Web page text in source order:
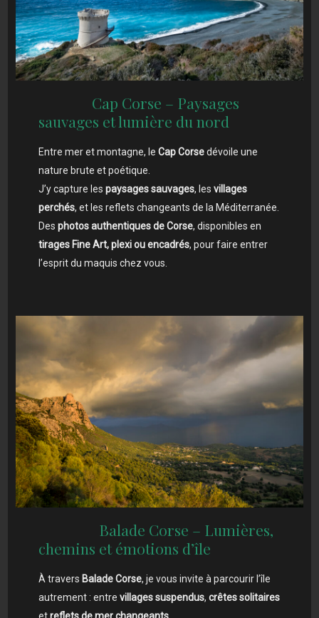
Cap Corse – Paysages
sauvages et lumière du nord
Entre mer et montagne, leCap Corsedévoile une
nature brute et poétique.
J’y capture lespaysages sauvages, lesvillages
perchés, et les reflets changeants de la Méditerranée.
Desphotos authentiques de Corse, disponibles en
tirages Fine Art, plexi ou encadrés, pour faire entrer
l’esprit du maquis chez vous.
Balade Corse – Lumières,
chemins et émotions d’île
À travers Balade Corse, je vous invite à parcourir l’île
autrement : entrevillages suspendus,crêtes solitaires